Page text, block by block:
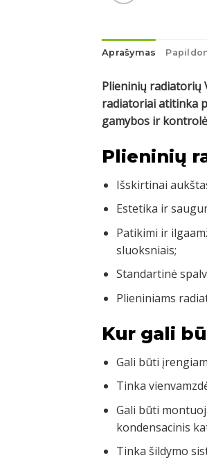
Aprašymas
Plieninių radiatorių
radiatoriai atitinka
gamybos ir
Plieninių
Išskirtinai
Estetika ir
Patikimi ir
sluoksniais;
Standartinė
Plieniniams
Kur gali
Gali būti
Tinka
Gali būti
kondensacinis
Tinka šildymo